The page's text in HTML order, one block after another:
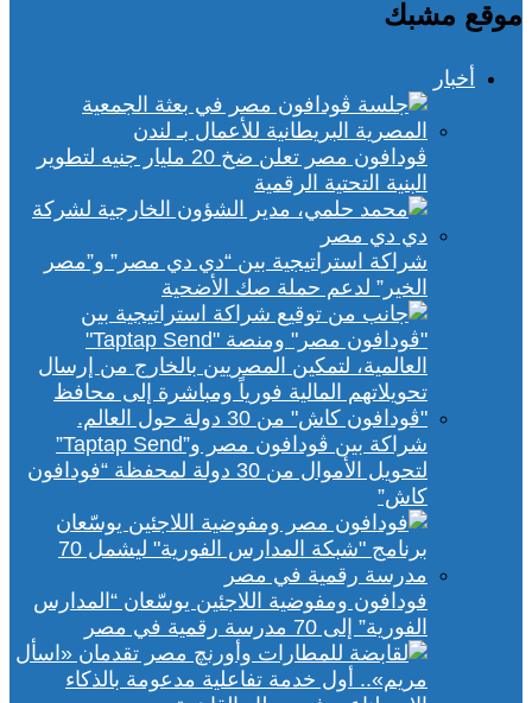
موقع مشبك
أخبار
ڤودافون مصر تعلن ضخ 20 مليار جنيه لتطوير
البنية التحتية الرقمية
شراكة استراتيجية بين “دي دي مصر” و”مصر
الخير” لدعم حملة صك الأضحية
شراكة بين ڤودافون مصر و”Taptap Send”
لتحويل الأموال من 30 دولة لمحفظة “فودافون
كاش”
فودافون ومفوضية اللاجئين يوسّعان “المدارس
الفورية” إلى 70 مدرسة رقمية في مصر